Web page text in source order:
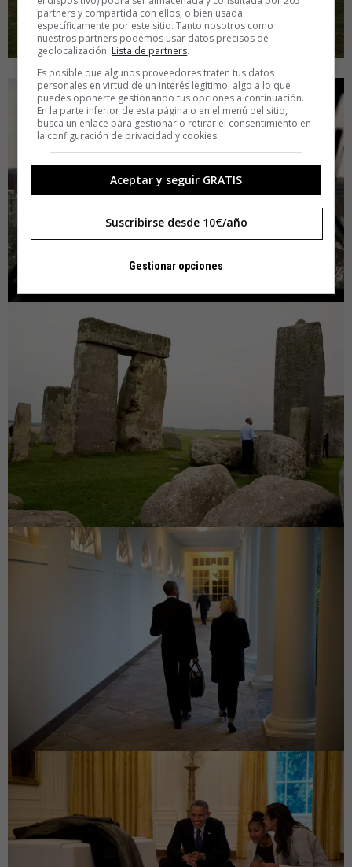
partners y compartida con ellos, o bien usada
específicamente por este sitio. Tanto nosotros como
nuestros partners podemos usar datos precisos de
geolocalización. Lista de partners.
Es posible que algunos proveedores traten tus datos
personales en virtud de un interés legítimo, algo a lo que
puedes oponerte gestionando tus opciones a continuación.
En la parte inferior de esta página o en el menú del sitio,
busca un enlace para gestionar o retirar el consentimiento en
la configuración de privacidad y cookies.
Aceptar y seguir GRATIS
Suscribirse desde 10€/año
Gestionar opciones